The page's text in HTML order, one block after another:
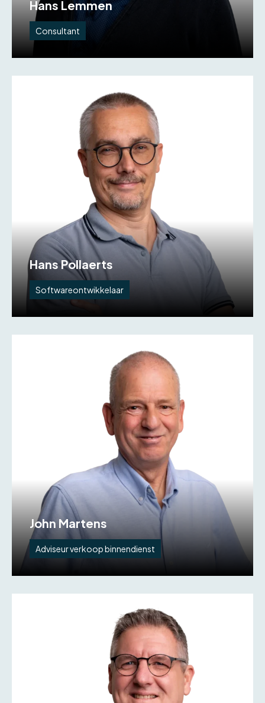
Hans Lemmen
Consultant
Hans Pollaerts
Softwareontwikkelaar
John Martens
Adviseur verkoop binnendienst